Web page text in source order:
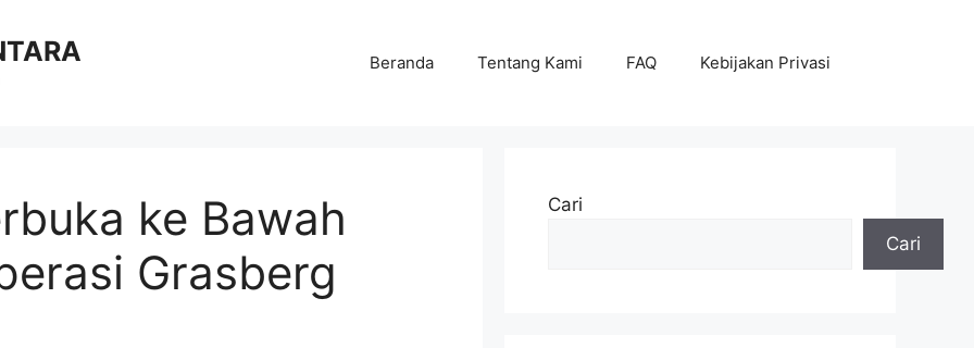
Beranda Tentang Kami FAQ Kebijakan Privasi
ke Bawah
Grasberg
Cari
Cari